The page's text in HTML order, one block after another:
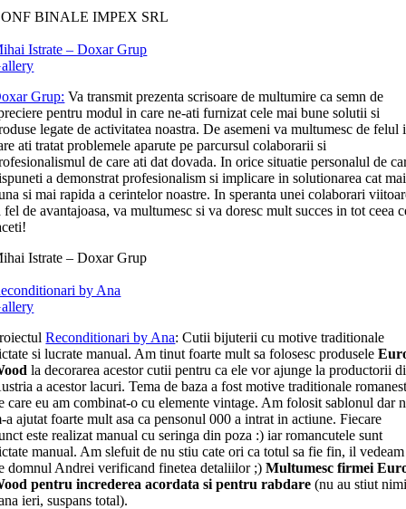
BINALE IMPEX SRL
Istrate – Doxar Grup
Grup: Va transmit prezenta scrisoare de multumire ca semn de
pentru modul in care ne-ati furnizat cele mai bune solutii si
legate de activitatea noastra. De asemeni va multumesc de felul
ati tratat problemele aparute pe parcursul colaborarii si
de care ati dat dovada. In orice situatie personalul de
a demonstrat profesionalism si implicare in solutionarea cat mai
si mai rapida a cerintelor noastre. In speranta unei colaborari
fel de avantajoasa, va multumesc si va doresc mult succes in tot ceea
Istrate – Doxar Grup
by Ana
Reconditionari by Ana: Cutii bijuterii cu motive traditionale
si lucrate manual. Am tinut foarte mult sa folosesc produsele
la decorarea acestor cutii pentru ca ele vor ajunge la productorii
a acestor lacuri. Tema de baza a fost motive traditionale
care eu am combinat-o cu elemente vintage. Am folosit sablonul dar
a ajutat foarte mult asa ca pensonul 000 a intrat in actiune. Fiecare
este realizat manual cu seringa din poza :) iar romancutele sunt
manual. Am slefuit de nu stiu cate ori ca totul sa fie fin, il vedeam
domnul Andrei verificand finetea detaliilor ;)Multumesc firmei
pentru increderea acordata si pentru rabdare (nu au stiut
ieri, suspans total).